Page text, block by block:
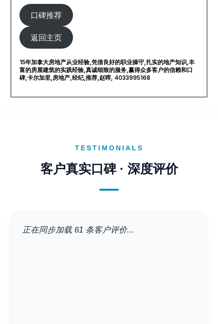
口碑推荐
返回主页
15年加拿大房地产从业经验,凭借良好的职业操守,扎实的地产知识,丰
富的房屋建筑的实践经验,真诚细致的服务,赢得众多客户的信赖和口
碑,卡尔加里,房地产,经纪,推荐,赵晖, 4033995168
TESTIMONIALS
客户真实口碑 · 深度评价
正在同步加载 61 条客户评价...